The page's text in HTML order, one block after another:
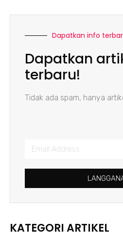
Dapatkan info
Dapatkan
terbaru!
Tidak ada spam, hanya
KATEGORI ARTIKEL